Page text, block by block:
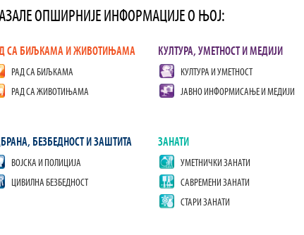
ОПШИРНИЈЕ ИНФОРМАЦИЈЕ О ЊОЈ:
СА БИЉКАМА И ЖИВОТИЊАМА
РАД СА БИЉКАМА
РАД СА ЖИВОТИЊАМА
КУЛТУРА, УМЕТНОСТ И МЕДИЈИ
КУЛТУРА И УМЕТНОСТ
ЈАВНО ИНФОРМИСАЊЕ И МЕДИЈИ
БЕЗБЕДНОСТ И ЗАШТИТА
ВОЈСКА И ПОЛИЦИЈА
ЦИВИЛНА БЕЗБЕДНОСТ
ЗАНАТИ
УМЕТНИЧКИ ЗАНАТИ
САВРЕМЕНИ ЗАНАТИ
СТАРИ ЗАНАТИ